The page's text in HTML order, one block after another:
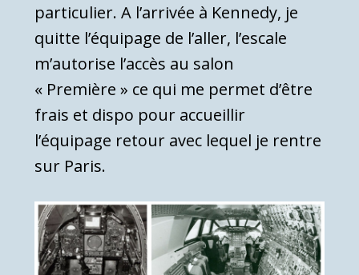
particulier. A l’arrivée à Kennedy, je
quitte l’équipage de l’aller, l’escale
m’autorise l’accès au salon
« Première » ce qui me permet d’être
frais et dispo pour accueillir
l’équipage retour avec lequel je rentre
sur Paris.